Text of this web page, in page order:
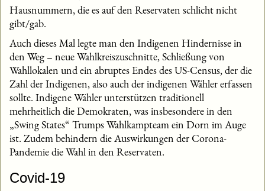
Hausnummern, die es auf den Reservaten schlicht nicht
gibt/gab.
Auch dieses Mal legte man den Indigenen Hindernisse in
den Weg – neue Wahlkreiszuschnitte, Schließung von
Wahllokalen und ein abruptes Endes des US-Census, der die
Zahl der Indigenen, also auch der indigenen Wähler erfassen
sollte. Indigene Wähler unterstützen traditionell
mehrheitlich die Demokraten, was insbesondere in den
„Swing States“ Trumps Wahlkampteam ein Dorn im Auge
ist. Zudem behindern die Auswirkungen der Corona-
Pandemie die Wahl in den Reservaten.
Covid-19